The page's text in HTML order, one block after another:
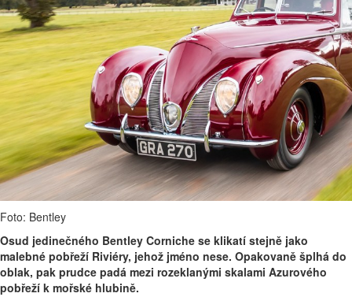
Foto: Bentley
Osud jedinečného Bentley Corniche se klikatí stejně jako
malebné pobřeží Riviéry, jehož jméno nese. Opakovaně šplhá do
oblak, pak prudce padá mezi rozeklanými skalami Azurového
pobřeží k mořské hlubině.